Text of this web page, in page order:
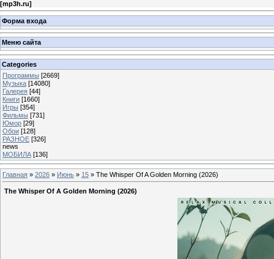
[mp3h.ru]
Форма входа
Меню сайта
Categories
Программы [2669]
Музыка [14080]
Галерея [44]
Книги [1660]
Игры [354]
Фильмы [731]
Юмор [29]
Обои [128]
РАЗНОЕ [326]
news
МОБИЛА [136]
Главная » 2026 » Июнь » 15 » The Whisper Of A Golden Morning (2026)
The Whisper Of A Golden Morning (2026)